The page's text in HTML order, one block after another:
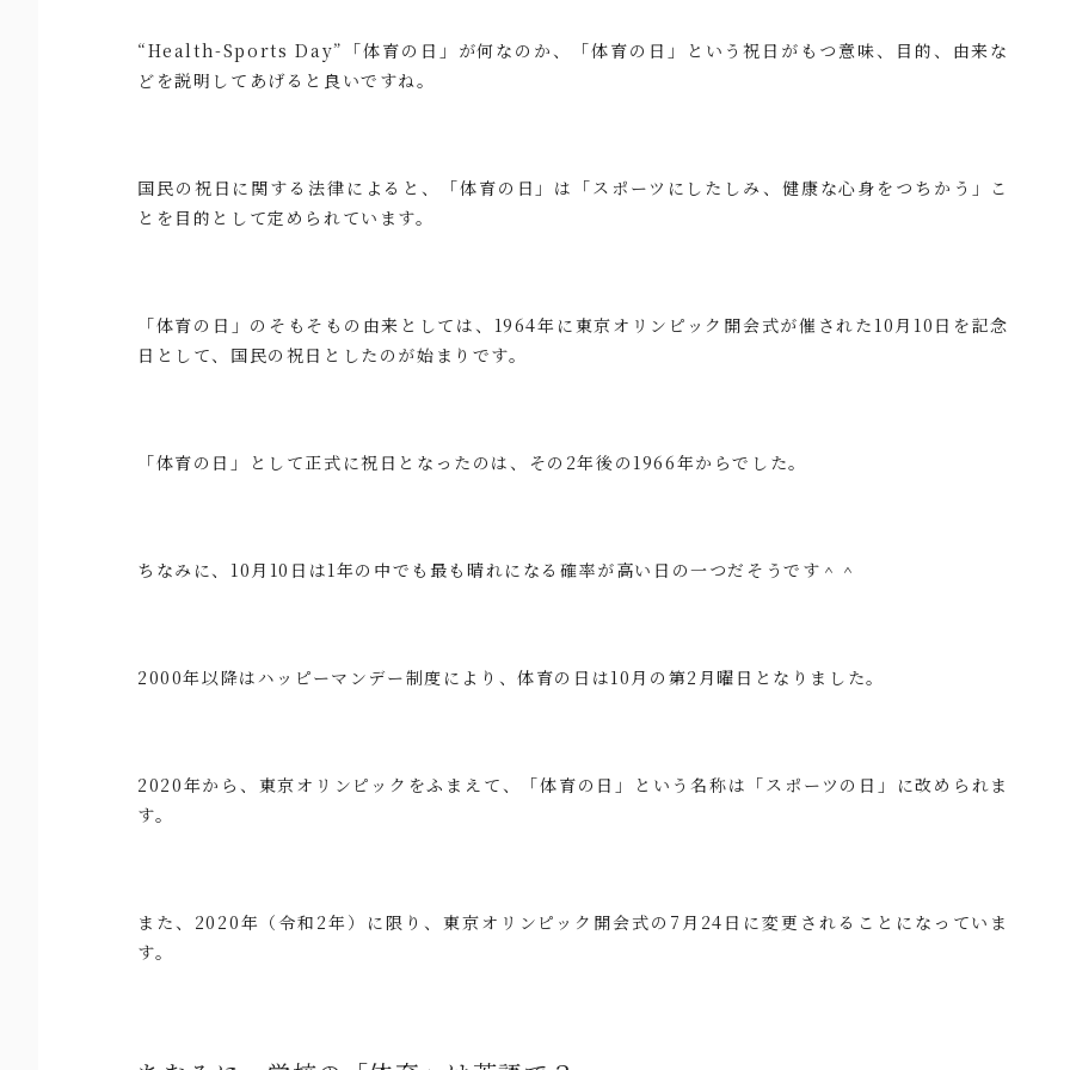
“Health-Sports Day”「体育の日」が何なのか、「体育の日」という祝日がもつ意味、目的、由来な
どを説明してあげると良いですね。
国民の祝日に関する法律によると、「体育の日」は「スポーツにしたしみ、健康な心身をつちかう」こ
とを目的として定められています。
「体育の日」のそもそもの由来としては、1964年に東京オリンピック開会式が催された10月10日を記念
日として、国民の祝日としたのが始まりです。
「体育の日」として正式に祝日となったのは、その2年後の1966年からでした。
ちなみに、10月10日は1年の中でも最も晴れになる確率が高い日の一つだそうです＾＾
2000年以降はハッピーマンデー制度により、体育の日は10月の第2月曜日となりました。
2020年から、東京オリンピックをふまえて、「体育の日」という名称は「スポーツの日」に改められま
す。
また、2020年（令和2年）に限り、東京オリンピック開会式の7月24日に変更されることになっていま
す。